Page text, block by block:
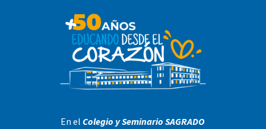
En el Colegio y Seminario SAGRADO